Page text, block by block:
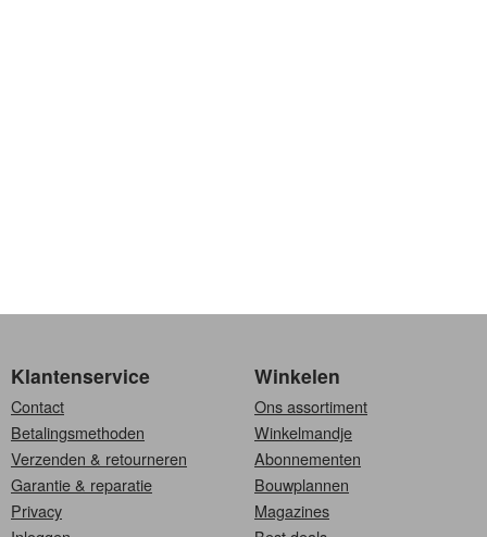
Klantenservice
Contact
Betalingsmethoden
Verzenden & retourneren
Garantie & reparatie
Privacy
Winkelen
Ons assortiment
Winkelmandje
Abonnementen
Bouwplannen
Magazines